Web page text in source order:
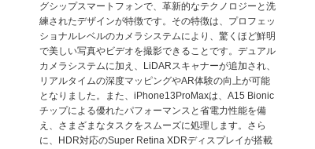
グシップスマートフォンで、革新的なテクノロジーと洗
練されたデザインが特徴です。その特徴は、プロフェッ
ショナルレベルのカメラシステムにより、驚くほど鮮明
で美しい写真やビデオを撮影できることです。デュアル
カメラシステムに加え、LiDARスキャナーが追加され、
リアルタイムの深度マッピングやAR体験の向上が可能
となりました。また、iPhone13ProMaxは、A15 Bionic
チップによる優れたパフォーマンスと省電力性能を備
え、さまざまなタスクをスムーズに処理します。さら
に、HDR対応のSuper Retina XDRディスプレイが搭載